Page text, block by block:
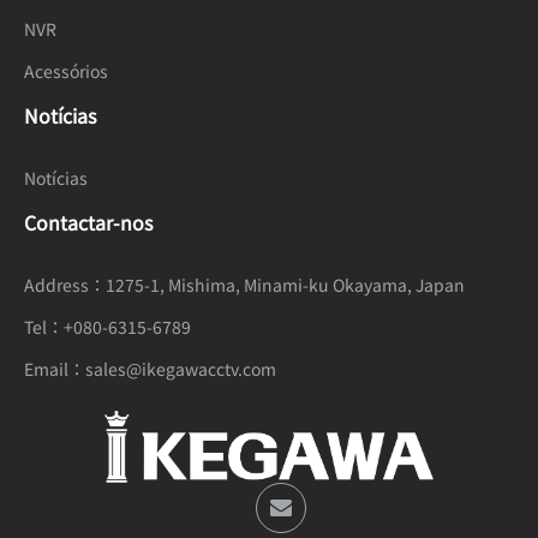
NVR
Acessórios
Notícias
Notícias
Contactar-nos
Address： 1275-1, Mishima, Minami-ku Okayama, Japan
Tel： +080-6315-6789
Email： sales@ikegawacctv.com